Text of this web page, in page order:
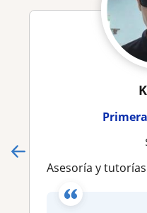
Asesoría y tutorías